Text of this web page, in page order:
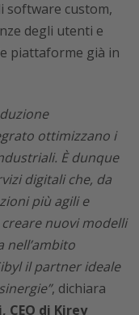
software custom,
degli utenti e
piattaforme già in
ottimizzano i
È dunque
digitali che, da
più agili e
nuovi modelli
nell’ambito
il partner ideale
, dichiara
di Kirey